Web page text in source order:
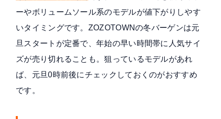
ーやボリュームソール系のモデルが値下がりしやす
いタイミングです。ZOZOTOWNの冬バーゲンは元
旦スタートが定番で、年始の早い時間帯に人気サイ
ズが売り切れることも。狙っているモデルがあれ
ば、元旦0時前後にチェックしておくのがおすすめ
です。